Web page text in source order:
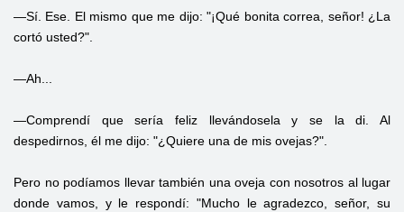
—Sí. Ese. El mismo que me dijo: "¡Qué bonita correa, señor! ¿La
cortó usted?".
—Ah...
—Comprendí que sería feliz llevándosela y se la di. Al
despedirnos, él me dijo: "¿Quiere una de mis ovejas?".
Pero no podíamos llevar también una oveja con nosotros al lugar
donde vamos, y le respondí: "Mucho le agradezco, señor, su